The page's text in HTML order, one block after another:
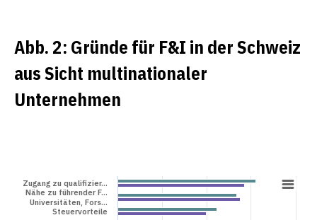
Abb. 2: Gründe für F&I in der Schweiz
aus Sicht multinationaler
Unternehmen
Zugang zu qualifizier…
Nähe zu führender F…
Universitäten, Fors…
Steuervorteile